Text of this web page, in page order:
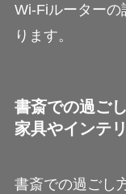
Wi-Fiルーターの
ります。
書斎での過ご
家具やインテ
書斎での過ごし